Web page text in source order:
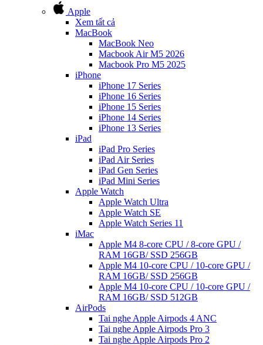
Apple
Xem tất cả
MacBook
MacBook Neo
Macbook Air M5 2026
Macbook Pro M5 2025
iPhone
iPhone 17 Series
iPhone 16 Series
iPhone 15 Series
iPhone 14 Series
iPhone 13 Series
iPad
iPad Pro Series
iPad Air Series
iPad Gen Series
iPad Mini Series
Apple Watch
Apple Watch Ultra
Apple Watch SE
Apple Watch Series 11
iMac
Apple M4 8-core CPU / 8-core GPU /
RAM 16GB/ SSD 256GB
Apple M4 10-core CPU / 10-core GPU /
RAM 16GB/ SSD 256GB
Apple M4 10-core CPU / 10-core GPU /
RAM 16GB/ SSD 512GB
AirPods
Tai nghe Apple Airpods 4 ANC
Tai nghe Apple Airpods Pro 3
Tai nghe Apple Airpods Pro 2